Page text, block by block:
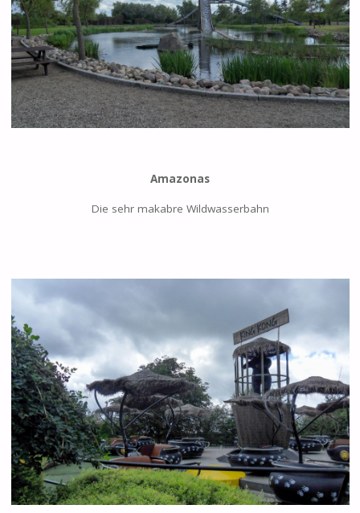
Amazonas
Die sehr makabre Wildwasserbahn